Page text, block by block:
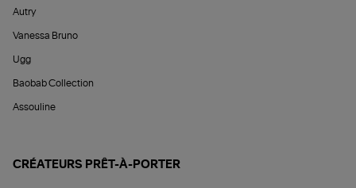
Autry
Vanessa Bruno
Ugg
Baobab Collection
Assouline
CRÉATEURS PRÊT-À-PORTER